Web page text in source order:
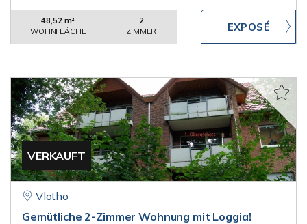
48,52 m²
WOHNFLÄCHE
2
ZIMMER
VERKAUFT
Vlotho
Gemütliche 2-Zimmer Wohnung mit Loggia!